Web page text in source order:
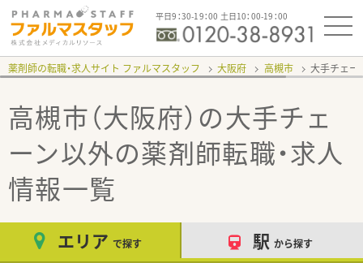
平日9：30-19：00 土日10：00-19：00
薬剤師の転職・求人サイト ファルマスタッフ 大阪府 高槻市 大手チェー
高槻市（大阪府）の大手チェ
ーン以外の薬剤師転職・求人
情報一覧
エリア で探す 駅 から探す